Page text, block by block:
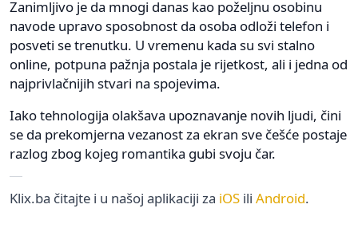
Zanimljivo je da mnogi danas kao poželjnu osobinu
navode upravo sposobnost da osoba odloži telefon i
posveti se trenutku. U vremenu kada su svi stalno
online, potpuna pažnja postala je rijetkost, ali i jedna od
najprivlačnijih stvari na spojevima.
Iako tehnologija olakšava upoznavanje novih ljudi, čini
se da prekomjerna vezanost za ekran sve češće postaje
razlog zbog kojeg romantika gubi svoju čar.
Klix.ba čitajte i u našoj aplikaciji za iOS ili Android.